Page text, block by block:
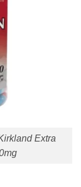
Extra